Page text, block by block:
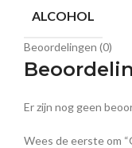
ALCOHOL
Beoordelingen (0)
Er zijn nog geen
Wees de eerste om